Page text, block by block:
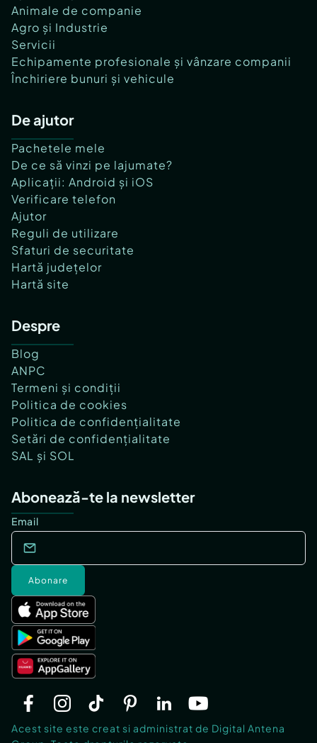
Animale de companie
Agro și Industrie
Servicii
Echipamente profesionale și vânzare companii
Închiriere bunuri și vehicule
De ajutor
Pachetele mele
De ce să vinzi pe lajumate?
Aplicații: Android și iOS
Verificare telefon
Ajutor
Reguli de utilizare
Sfaturi de securitate
Hartă județelor
Hartă site
Despre
Blog
ANPC
Termeni și condiții
Politica de cookies
Politica de confidențialitate
Setări de confidențialitate
SAL și SOL
Abonează-te la newsletter
Email
Abonare
Acest site este creat si administrat de Digital Antena